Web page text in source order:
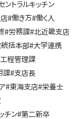
ントラルキッチン
#働き方#働く人
#労務課#北近畿支店
括本部#大学連携
程管理課
課#支店長
#東海支店#栄養士
チン#第二新卒